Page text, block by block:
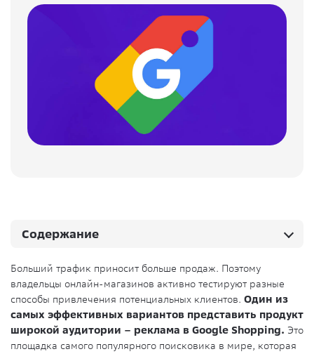
Больший трафик приносит больше продаж. Поэтому
владельцы онлайн-магазинов активно тестируют разные
способы привлечения потенциальных клиентов. Один из
самых эффективных вариантов представить продукт
широкой аудитории – реклама в Google Shopping. Это
площадка самого популярного поисковика в мире, которая
Содержание